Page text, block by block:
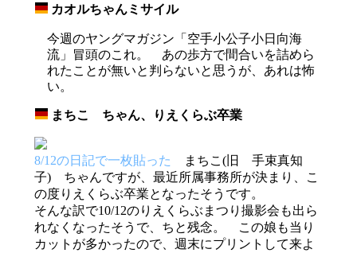
カオルちゃんミサイル
今週のヤングマガジン「空手小公子小日向海
流」冒頭のこれ。 あの歩方で間合いを詰めら
れたことが無いと判らないと思うが、あれは怖
い。
まちこ ちゃん、りえくらぶ卒業
8/12の日記で一枚貼った まちこ(旧 手束真知
子) ちゃんですが、最近所属事務所が決まり、こ
の度りえくらぶ卒業となったそうです。
そんな訳で10/12のりえくらぶまつり撮影会も出ら
れなくなったそうで、ちと残念。 この娘も当り
カットが多かったので、週末にプリントして来よ